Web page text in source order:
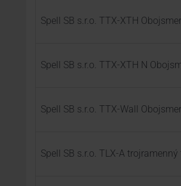
Spell SB s.r.o. TTX-XTH
Spell SB s.r.o. TTX-XTH N
Spell SB s.r.o. TTX-Wall
Spell SB s.r.o. TLX-A